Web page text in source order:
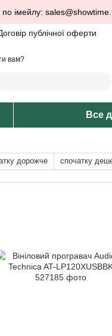
імейлу:
публічної оферти
вам?
Все
дорожче спочатку